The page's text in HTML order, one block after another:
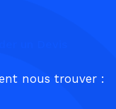
nous trouver :